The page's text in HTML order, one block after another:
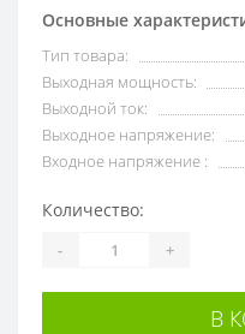
Основные
Тип товара:
Выходная мощность:
Выходной ток:
Выходное напряжение:
Входное напряжение :
Количество:
- +
В